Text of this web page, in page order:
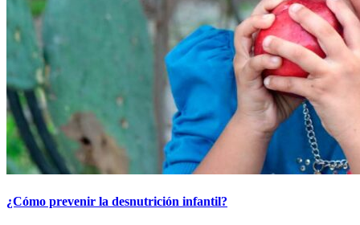
¿Cómo prevenir la desnutrición infantil?